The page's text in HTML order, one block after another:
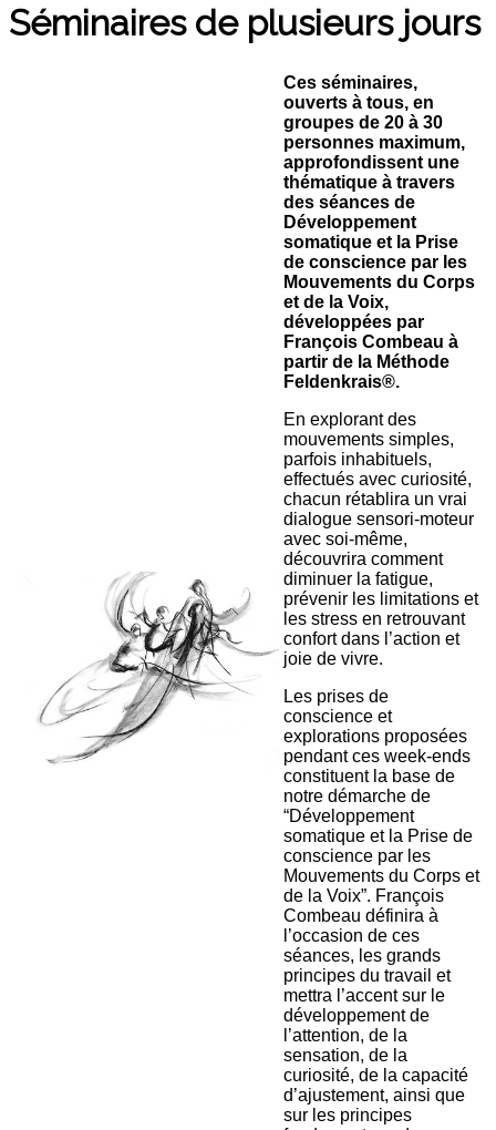
Séminaires de plusieurs jours
Ces séminaires,
ouverts à tous, en
groupes de 20 à 30
personnes maximum,
approfondissent une
thématique à travers
des séances de
Développement
somatique et la Prise
de conscience par les
Mouvements du Corps
et de la Voix,
développées par
François Combeau à
partir de la Méthode
Feldenkrais®.
En explorant des
mouvements simples,
parfois inhabituels,
effectués avec curiosité,
chacun rétablira un vrai
dialogue sensori-moteur
avec soi-même,
découvrira comment
diminuer la fatigue,
prévenir les limitations et
les stress en retrouvant
confort dans l’action et
joie de vivre.
Les prises de
conscience et
explorations proposées
pendant ces week-ends
constituent la base de
notre démarche de
“Développement
somatique et la Prise de
conscience par les
Mouvements du Corps et
de la Voix”. François
Combeau définira à
l’occasion de ces
séances, les grands
principes du travail et
mettra l’accent sur le
développement de
l’attention, de la
sensation, de la
curiosité, de la capacité
d’ajustement, ainsi que
sur les principes